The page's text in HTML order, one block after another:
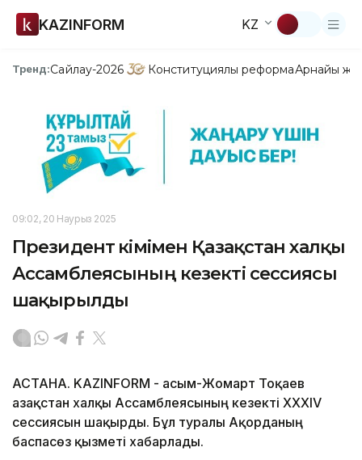
KAZINFORM KZ
Тренд:Сайлау-2026 Конституциялық реформаАрнайы
09:02, 20 Наурыз 2025
Президент өкімімен Қазақстан халқы
Ассамблеясының кезекті сессиясы
шақырылды
АСТАНА. KAZINFORM - Қасым-Жомарт Тоқаев
Қазақстан халқы Ассамблеясының кезекті XXХІV
сессиясын шақырды. Бұл туралы Ақорданың
баспасөз қызметі хабарлады.